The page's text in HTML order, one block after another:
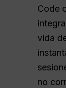
Code
vida
no